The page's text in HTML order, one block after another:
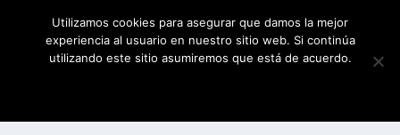
Utilizamos cookies para asegurar que damos la mejor
experiencia al usuario en nuestro sitio web. Si continúa
utilizando este sitio asumiremos que está de acuerdo.